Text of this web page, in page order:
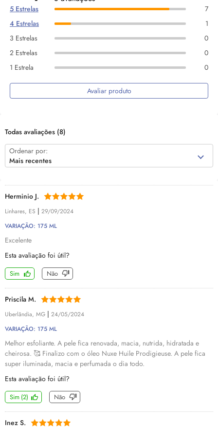
5 Estrelas
7
4 Estrelas
1
3 Estrelas
0
2 Estrelas
0
1 Estrela
0
Avaliar produto
Todas avaliações (8)
Ordenar por:
Mais recentes
Herminio J.
Linhares, ES | 29/09/2024
VARIAÇÃO: 175 ML
Excelente
Esta avaliação foi útil?
Sim Não
Priscila M.
Uberlândia, MG | 24/05/2024
VARIAÇÃO: 175 ML
Melhor esfoliante. A pele fica renovada, macia, nutrida, hidratada e
cheirosa. 🥰 Finalizo com o óleo Nuxe Huile Prodigieuse. A pele fica
super iluminada, macia e perfumada o dia todo.
Esta avaliação foi útil?
Sim (2) Não
Inez S.